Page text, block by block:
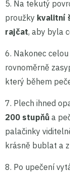
5. Na tekutý
proužky kvalitní
rajčat, aby byla
6. Nakonec
rovnoměrně
který během
7. Plech ihned
200 stupňů a
palačinky
krásně bublat a
8. Po upečení